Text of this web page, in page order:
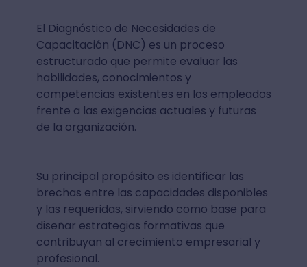
El Diagnóstico de Necesidades de
Capacitación (DNC) es un proceso
estructurado que permite evaluar las
habilidades, conocimientos y
competencias existentes en los empleados
frente a las exigencias actuales y futuras
de la organización.
Su principal propósito es identificar las
brechas entre las capacidades disponibles
y las requeridas, sirviendo como base para
diseñar estrategias formativas que
contribuyan al crecimiento empresarial y
profesional.